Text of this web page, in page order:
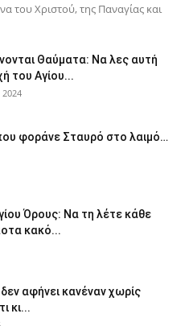
του Χριστού, της Παν­αγίας και
Θαύματα: Να λες αυτή
του Αγίου...
2024
φοράνε Σταυρό στο λαιμό…
Όρους: Να τη λέτε κάθε
κακό...
αφήνει κανέναν χωρίς
κι...